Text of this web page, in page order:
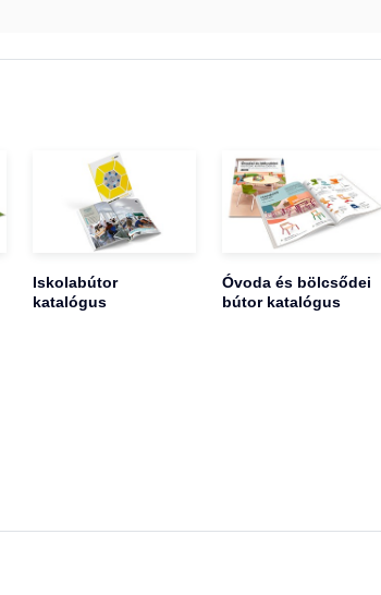
Iskolabútor
katalógus
Óvoda és bölcsődei
bútor katalógus